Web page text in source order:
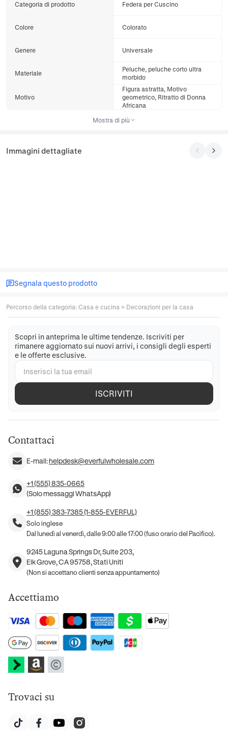
Categoria di prodotto Federa per Cuscino
Colore Colorato
Genere Universale
Materiale
Peluche, peluche corto ultra
morbido
Motivo
Figura astratta, Motivo
geometrico, Ritratto di Donna
Africana
Mostra di più
Immagini dettagliate
Segnala questo prodotto
Percorso della categoria: Casa e cucina > Decorazioni per la casa
Scopri in anteprima le ultime tendenze. Iscriviti per
rimanere aggiornato sui nuovi arrivi, i consigli degli esperti
e le offerte esclusive.
ISCRIVITI
Contattaci
E-mail:helpdesk@everfulwholesale.com
+1 (555) 835-0665
(Solo messaggi WhatsApp)
+1 (855) 383-7385 (1-855-EVERFUL)
Solo inglese
Dal lunedì al venerdì, dalle 9:00 alle 17:00 (fuso orario del Pacifico).
9245 Laguna Springs Dr, Suite 203,
Elk Grove, CA 95758, Stati Uniti
(Non si accettano clienti senza appuntamento)
Accettiamo
Trovaci su